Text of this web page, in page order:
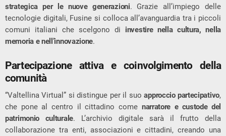
strategica per le nuove generazioni. Grazie all’impiego delle
tecnologie digitali, Fusine si colloca all’avanguardia tra i piccoli
comuni italiani che scelgono di investire nella cultura, nella
memoria e nell’innovazione.
Partecipazione attiva e coinvolgimento della
comunità
“Valtellina Virtual” si distingue per il suoapproccio partecipativo,
che pone al centro il cittadino come narratore e custode del
patrimonio culturale. L’archivio digitale sarà il frutto della
collaborazione tra enti, associazioni e cittadini, creando una